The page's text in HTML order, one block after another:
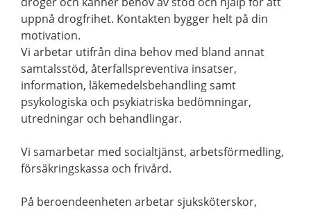
uppnå drogfrihet. Kontakten bygger helt på din
motivation.
Vi arbetar utifrån dina behov med bland annat
samtalsstöd, återfallspreventiva insatser,
information, läkemedelsbehandling samt
psykologiska och psykiatriska bedömningar,
utredningar och behandlingar.
Vi samarbetar med socialtjänst, arbetsförmedling,
försäkringskassa och frivård.
På beroendeenheten arbetar sjuksköterskor,